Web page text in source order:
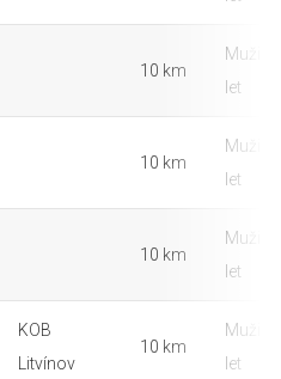
10 km
Muži
let
10 km
Muži
let
10 km
Muži
let
KOB
Litvínov
10 km
Muži
let